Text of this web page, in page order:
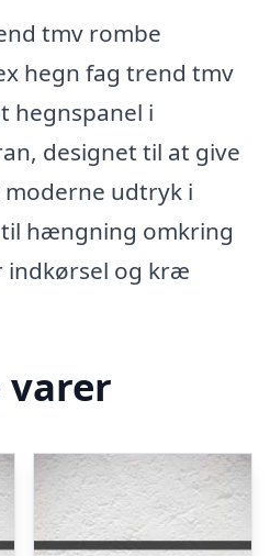
tmv rombe
hegn fag trend tmv
hegnspanel i
designet til at give
udtryk i
hængning omkring
indkørsel og kræ
varer